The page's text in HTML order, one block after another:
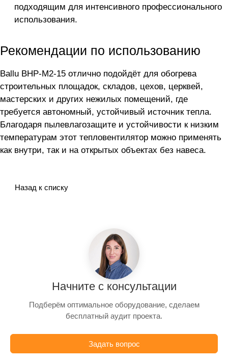
подходящим для интенсивного профессионального
использования.
Рекомендации по использованию
Ballu BHP-M2-15 отлично подойдёт для обогрева
строительных площадок, складов, цехов, церквей,
мастерских и других нежилых помещений, где
требуется автономный, устойчивый источник тепла.
Благодаря пылевлагозащите и устойчивости к низким
температурам этот тепловентилятор можно применять
как внутри, так и на открытых объектах без навеса.
Назад к списку
Начните с консультации
Подберём оптимальное оборудование, сделаем
бесплатный аудит проекта.
Задать вопрос